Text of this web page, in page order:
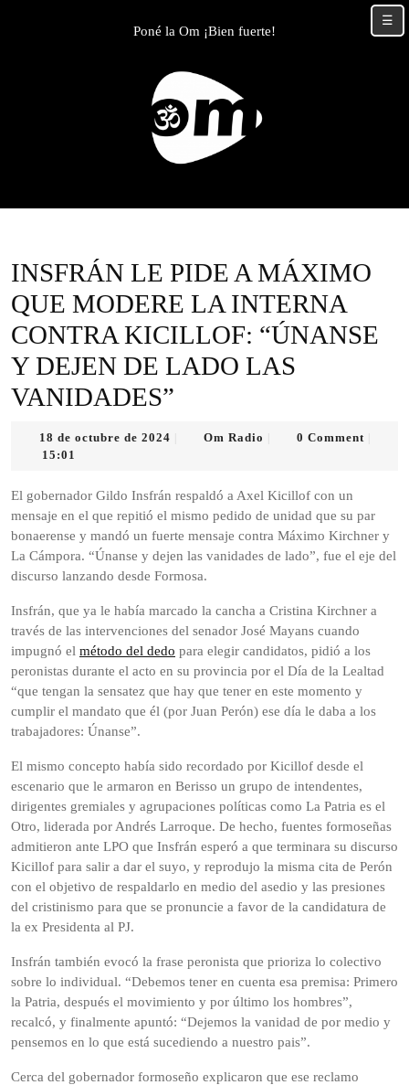
Poné la Om ¡Bien fuerte!
INSFRÁN LE PIDE A MÁXIMO
QUE MODERE LA INTERNA
CONTRA KICILLOF: “ÚNANSE
Y DEJEN DE LADO LAS
VANIDADES”
18 de octubre de 2024
2024
Om Radio 0 Comment
15:01
El gobernador Gildo Insfrán respaldó a Axel Kicillof con un
mensaje en el que repitió el mismo pedido de unidad que su par
bonaerense y mandó un fuerte mensaje contra Máximo Kirchner y
La Cámpora. “Únanse y dejen las vanidades de lado”, fue el eje del
discurso lanzando desde Formosa.
Insfrán, que ya le había marcado la cancha a Cristina Kirchner a
través de las intervenciones del senador José Mayans cuando
impugnó el método del dedo para elegir candidatos, pidió a los
peronistas durante el acto en su provincia por el Día de la Lealtad
“que tengan la sensatez que hay que tener en este momento y
cumplir el mandato que él (por Juan Perón) ese día le daba a los
trabajadores: Únanse”.
El mismo concepto había sido recordado por Kicillof desde el
escenario que le armaron en Berisso un grupo de intendentes,
dirigentes gremiales y agrupaciones políticas como La Patria es el
Otro, liderada por Andrés Larroque. De hecho, fuentes formoseñas
admitieron ante LPO que Insfrán esperó a que terminara su discurso
Kicillof para salir a dar el suyo, y reprodujo la misma cita de Perón
con el objetivo de respaldarlo en medio del asedio y las presiones
del cristinismo para que se pronuncie a favor de la candidatura de
la ex Presidenta al PJ.
Insfrán también evocó la frase peronista que prioriza lo colectivo
sobre lo individual. “Debemos tener en cuenta esa premisa: Primero
la Patria, después el movimiento y por último los hombres”,
recalcó, y finalmente apuntó: “Dejemos la vanidad de por medio y
pensemos en lo que está sucediendo a nuestro pais”.
Cerca del gobernador formoseño explicaron que ese reclamo
☰